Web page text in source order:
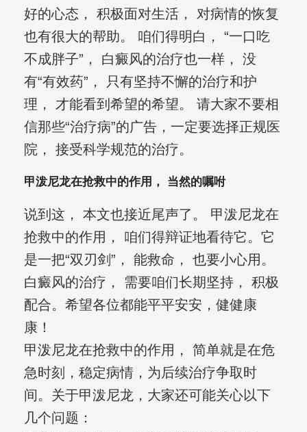
好的心态， 积极面对生活， 对病情的恢复
也有很大的帮助。 咱们得明白， “一口吃
不成胖子”， 白癜风的治疗也一样， 没
有“有效药”， 只有坚持不懈的治疗和护
理， 才能看到希望的希望。 请大家不要相
信那些“治疗病”的广告，一定要选择正规医
院， 接受科学规范的治疗。
甲泼尼龙在抢救中的作用， 当然的嘱咐
说到这， 本文也接近尾声了。 甲泼尼龙在
抢救中的作用， 咱们得辩证地看待它。它
是一把“双刃剑”， 能救命， 也要小心用。
白癜风的治疗， 需要咱们长期坚持， 积极
配合。希望各位都能平平安安，健健康
康！
甲泼尼龙在抢救中的作用， 简单就是在危
急时刻，稳定病情，为后续治疗争取时
间。关于甲泼尼龙，大家还可能关心以下
几个问题：